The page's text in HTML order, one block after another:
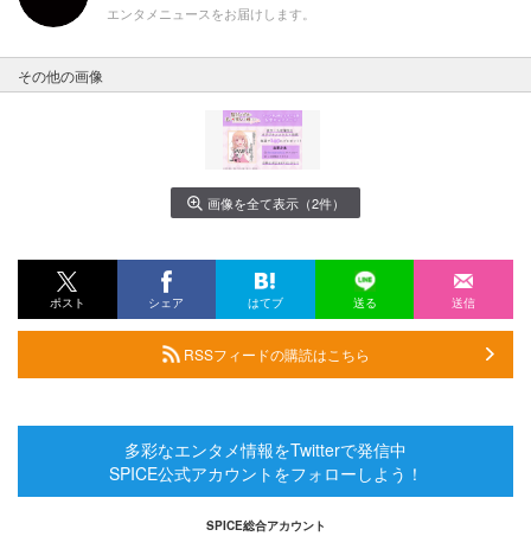
エンタメニュースをお届けします。
その他の画像
画像を全て表示（2件）
ポスト シェア はてブ 送る 送信
RSSフィードの購読はこちら
多彩なエンタメ情報をTwitterで発信中
SPICE公式アカウントをフォローしよう！
SPICE総合アカウント